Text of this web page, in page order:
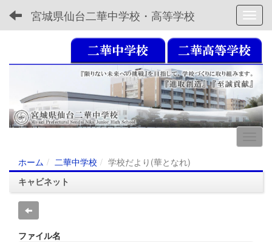
宮城県仙台二華中学校・高等学校
ホーム 二華中学校
学校だより(華となれ)
キャビネット
ファイル名